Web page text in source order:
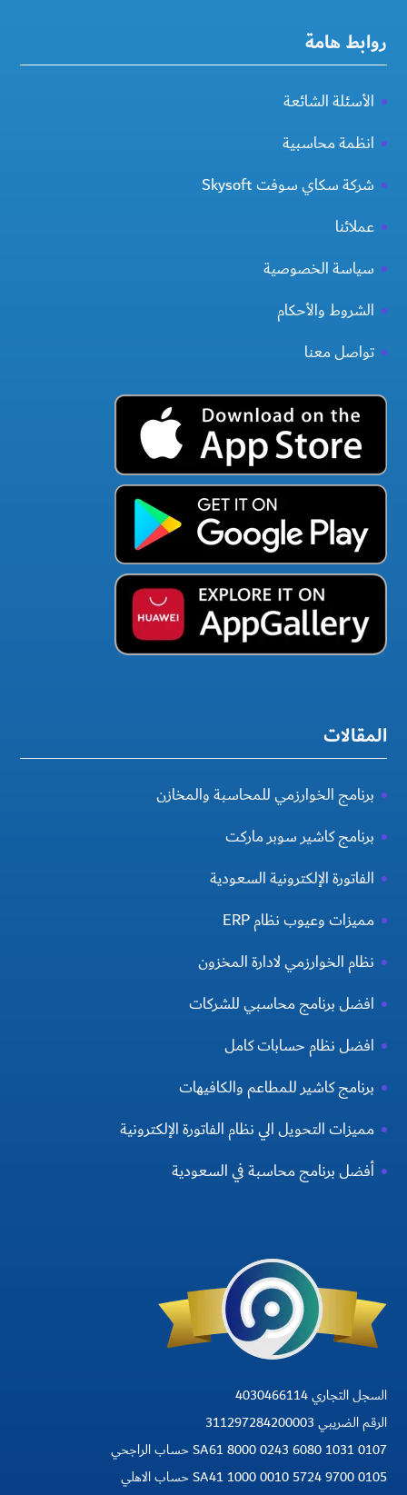
روابط هامة
الأسئلة الشائعة
انظمة محاسبية
شركة سكاي سوفت Skysoft
عملائنا
سياسة الخصوصية
الشروط والأحكام
تواصل معنا
المقالات
برنامج الخوارزمي للمحاسبة والمخازن
برنامج كاشير سوبر ماركت
الفاتورة الإلكترونية السعودية
مميزات وعيوب نظام ERP
نظام الخوارزمي لادارة المخزون
افضل برنامج محاسبي للشركات
افضل نظام حسابات كامل
برنامج كاشير للمطاعم والكافيهات
مميزات التحويل الي نظام الفاتورة الإلكترونية
أفضل برنامج محاسبة في السعودية
السجل التجاري 4030466114
الرقم الضريبي 311297284200003
SA61 8000 0243 6080 1031 0107 حساب الراجحي
SA41 1000 0010 5724 9700 0105 حساب الاهلي